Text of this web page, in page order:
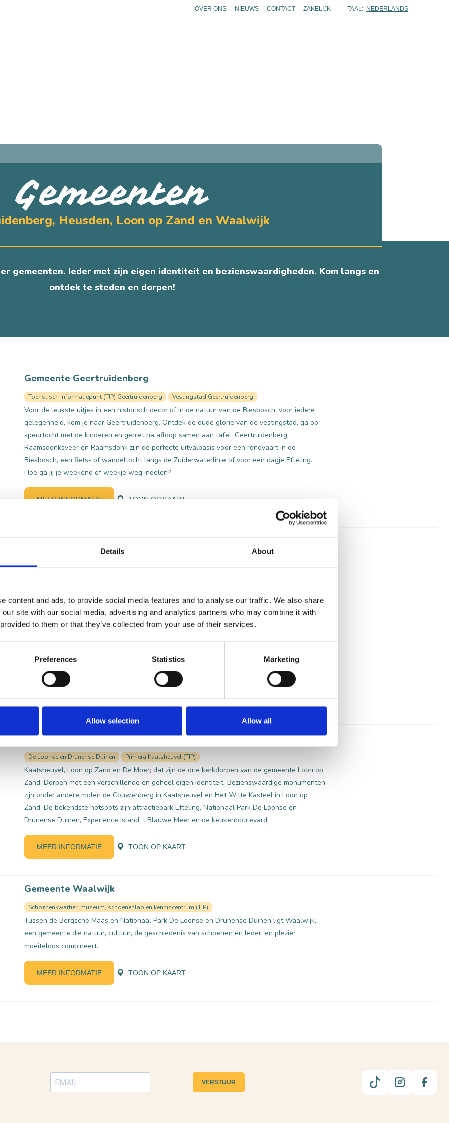
Details About
content and ads, to provide social media features and to analyse our traffic. We also share
site with our social media, advertising and analytics partners who may combine it with
to them or that they’ve collected from your use of their services.
Preferences Statistics Marketing
Allow selection Allow all
OVER ONS NIEUWS CONTACT ZAKELIJK TAAL: NEDERLANDS
Gemeenten
Heusden, Loon op Zand en Waalwijk
gemeenten. Ieder met zijn eigen identiteit en bezienswaardigheden. Kom langs en
ontdek te steden en dorpen!
Gemeente Geertruidenberg
Toeristisch Informatiepunt (TIP) Geertruidenberg Vestingstad Geertruidenberg
Voor de leukste uitjes in een historisch decor of in de natuur van de Biesbosch, voor iedere
gelegenheid, kom je naar Geertruidenberg. Ontdek de oude glorie van de vestingstad, ga op
speurtocht met de kinderen en geniet na afloop samen aan tafel. Geertruidenberg,
Raamsdonksveer en Raamsdonk zijn de perfecte uitvalbasis voor een rondvaart in de
Biesbosch, een fiets- of wandeltocht langs de Zuiderwaterlinie of voor een dagje Efteling.
Hoe ga jij je weekend of weekje weg indelen?
MEER INFORMATIE TOON OP KAART
Gemeente Heusden
Heusden als grootste plaatsen.
De Bergsche Maas, met het schilderachtige vestingstadje Heusden als ankerplaats, begrenst
gemeente Heusden aan de noordzijde: water, dijken en kleigrond dus. De geschiedenis van de
streek is onlosmakelijk verbonden met de Maas. De vele plassen (wielen) langs de dijken en
de Baardwijkse Overlaat herinneren aan de eeuwenoude strijd tegen het water. De Bergsche
Maas en het Drongelens Kanaal zijn gegraven om wateroverlast te beperken.
Gemeente Loon op Zand
De Loonse en Drunense Duinen Primera Kaatsheuvel (TIP)
Kaatsheuvel, Loon op Zand en De Moer; dat zijn de drie kerkdorpen van de gemeente Loon op
Zand. Dorpen met een verschillende en geheel eigen identiteit. Bezienswaardige monumenten
zijn onder andere molen de Couwenberg in Kaatsheuvel en Het Witte Kasteel in Loon op
Zand. De bekendste hotspots zijn attractiepark Efteling, Nationaal Park De Loonse en
Drunense Duinen, Experience Island 't Blauwe Meer en de keukenboulevard.
MEER INFORMATIE TOON OP KAART
Gemeente Waalwijk
Schoenenkwartier: museum, schoenenlab en kenniscentrum (TIP)
Tussen de Bergsche Maas en Nationaal Park De Loonse en Drunense Duinen ligt Waalwijk,
een gemeente die natuur, cultuur, de geschiedenis van schoenen en leder, en plezier
moeiteloos combineert.
MEER INFORMATIE TOON OP KAART
VERSTUUR